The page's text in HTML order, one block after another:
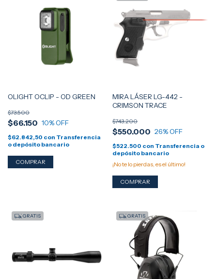
OLIGHT OCLIP - OD GREEN
$66.150
$73.500
10% OFF
$62.842,50 con Transferencia
o depósito bancario
MIRA LÁSER LG-442 -
CRIMSON TRACE
$550.000
$743.200
26% OFF
$522.500 con Transferencia o
depósito bancario
¡No te lo pierdas, es el último!
GRATIS GRATIS